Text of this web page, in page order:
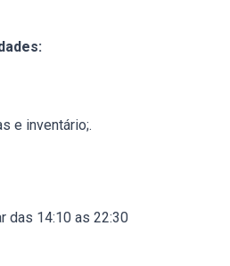
e inventário;.
das 14:10 as 22:30